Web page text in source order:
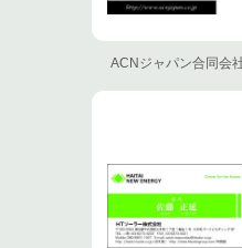
ACNジャパン合同会